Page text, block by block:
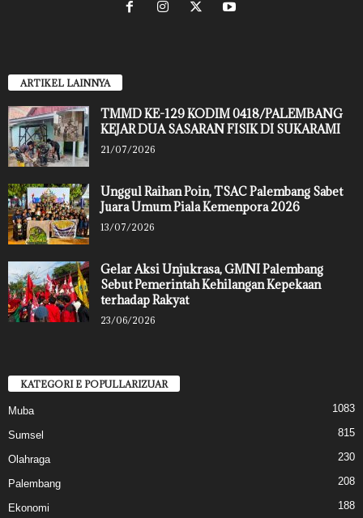
ARTIKEL LAINNYA
TMMD KE-129 KODIM 0418/PALEMBANG
KEJAR DUA SASARAN FISIK DI SUKARAMI
21/07/2026
Unggul Raihan Poin, TSAC Palembang Sabet
Juara Umum Piala Kemenpora 2026
13/07/2026
Gelar Aksi Unjukrasa, GMNI Palembang
Sebut Pemerintah Kehilangan Kepekaan
terhadap Rakyat
23/06/2026
KATEGORI E POPULLARIZUAR
Muba 1083
Sumsel 815
Olahraga 230
Palembang 208
Ekonomi 188